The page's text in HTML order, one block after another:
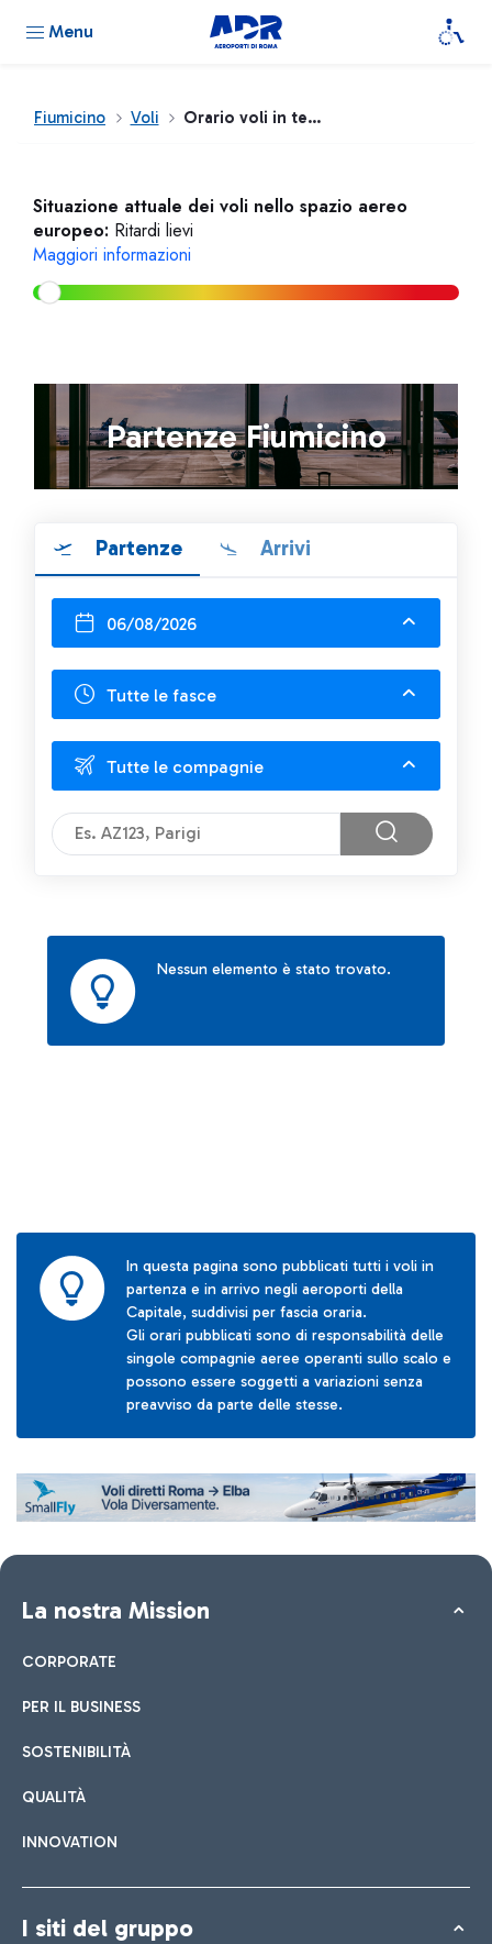
Menu
Fiumicino Voli Orario voli in tempo reale
Situazione attuale dei voli nello spazio aereo
europeo: Ritardi lievi
Maggiori informazioni
Partenze Fiumicino
Partenze Arrivi
06/08/2026
Tutte le fasce
Tutte le compagnie
Nessun elemento è stato trovato.
In questa pagina sono pubblicati tutti i voli in
partenza e in arrivo negli aeroporti della
Capitale, suddivisi per fascia oraria.
Gli orari pubblicati sono di responsabilità delle
singole compagnie aeree operanti sullo scalo e
possono essere soggetti a variazioni senza
preavviso da parte delle stesse.
La nostra Mission
CORPORATE
PER IL BUSINESS
SOSTENIBILITÀ
QUALITÀ
INNOVATION
I siti del gruppo